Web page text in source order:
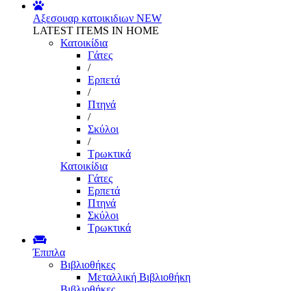
Αξεσουαρ κατοικιδιων NEW
LATEST ITEMS IN HOME
Κατοικίδια
Γάτες
/
Ερπετά
/
Πτηνά
/
Σκύλοι
/
Τρωκτικά
Κατοικίδια
Γάτες
Ερπετά
Πτηνά
Σκύλοι
Τρωκτικά
Έπιπλα
Βιβλιοθήκες
Μεταλλική Βιβλιοθήκη